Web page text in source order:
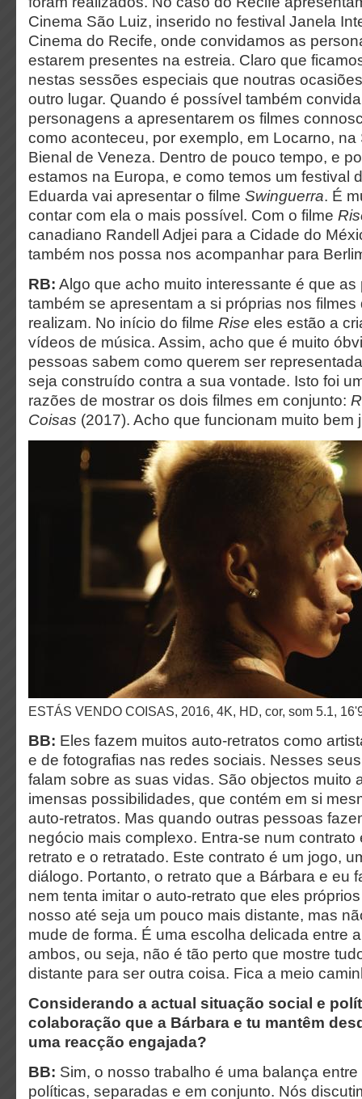
Cinema São Luiz, inserido no festival Janela
Cinema do Recife, onde convidamos as
estarem presentes na estreia. Claro que
nestas sessões especiais que noutras
outro lugar. Quando é possível também
personagens a apresentarem os filmes
como aconteceu, por exemplo, em Locarno, na
Bienal de Veneza. Dentro de pouco tempo, e
estamos na Europa, e como temos um festival
Eduarda vai apresentar o filme Swinguerra. É
contar com ela o mais possível. Com o filme
canadiano Randell Adjei para a Cidade do
também nos possa nos acompanhar para
RB: Algo que acho muito interessante é que
também se apresentam a si próprias nos
realizam. No início do filme Rise eles estão a
vídeos de música. Assim, acho que é muito
pessoas sabem como querem ser
seja construído contra a sua vontade. Isto foi
razões de mostrar os dois filmes em conjunto:
Coisas (2017). Acho que funcionam muito bem
ESTÁS VENDO COISAS, 2016, 4K, HD, cor, som 5.1,
BB: Eles fazem muitos auto-retratos como
e de fotografias nas redes sociais. Nesses
falam sobre as suas vidas. São objectos muito
imensas possibilidades, que contém em si
auto-retratos. Mas quando outras pessoas
negócio mais complexo. Entra-se num contrato
retrato e o retratado. Este contrato é um jogo,
diálogo. Portanto, o retrato que a Bárbara e eu
nem tenta imitar o auto-retrato que eles
nosso até seja um pouco mais distante, mas
mude de forma. É uma escolha delicada entre
ambos, ou seja, não é tão perto que mostre
distante para ser outra coisa. Fica a meio
Considerando a actual situação social e
colaboração que a Bárbara e tu mantêm
uma reacção engajada?
BB: Sim, o nosso trabalho é uma balança
políticas, separadas e em conjunto. Nós